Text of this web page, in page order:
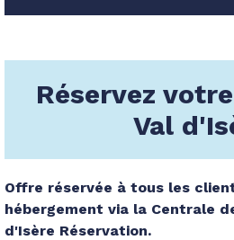
Réservez
Val
Offre réservée à tous les
hébergement via la Centrale
d'Isère Réservation.